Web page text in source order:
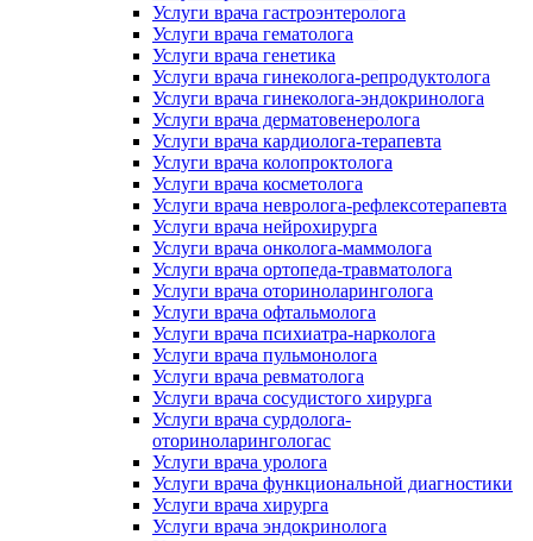
Услуги врача гастроэнтеролога
Услуги врача гематолога
Услуги врача генетика
Услуги врача гинеколога-репродуктолога
Услуги врача гинеколога-эндокринолога
Услуги врача дерматовенеролога
Услуги врача кардиолога-терапевта
Услуги врача колопроктолога
Услуги врача косметолога
Услуги врача невролога-рефлексотерапевта
Услуги врача нейрохирурга
Услуги врача онколога-маммолога
Услуги врача ортопеда-травматолога
Услуги врача оториноларинголога
Услуги врача офтальмолога
Услуги врача психиатра-нарколога
Услуги врача пульмонолога
Услуги врача ревматолога
Услуги врача сосудистого хирурга
Услуги врача сурдолога-
оториноларингологас
Услуги врача уролога
Услуги врача функциональной диагностики
Услуги врача хирурга
Услуги врача эндокринолога